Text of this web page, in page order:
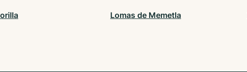
Lomas de Memetla